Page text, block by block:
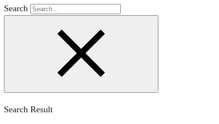
Search
Search Result